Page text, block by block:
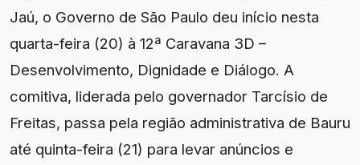
Jaú, o Governo de São Paulo deu início nesta
quarta-feira (20) à 12ª Caravana 3D –
Desenvolvimento, Dignidade e Diálogo. A
comitiva, liderada pelo governador Tarcísio de
Freitas, passa pela região administrativa de Bauru
até quinta-feira (21) para levar anúncios e